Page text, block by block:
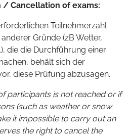
/ Cancellation of exams:
Teilnehmerzahl
Gründe (zB Wetter,
die die Durchführung einer
behält sich der
diese Prüfung abzusagen.
participants is not reached or if
(such as weather or snow
it impossible to carry out an
the right to cancel the